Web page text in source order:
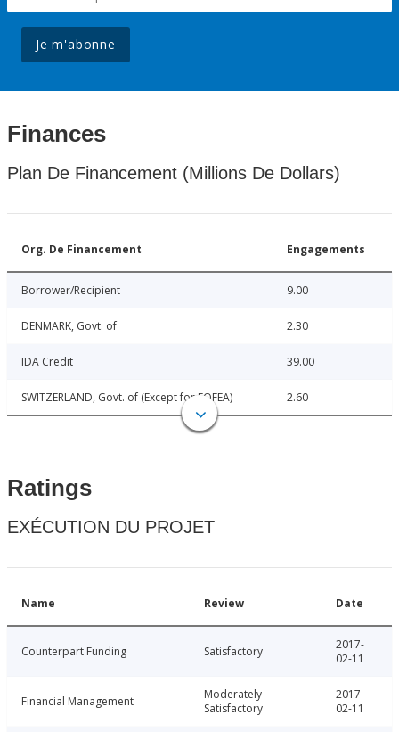
Je m'abonne
Finances
Plan De Financement (Millions De Dollars)
Org. De Financement Engagements
Borrower/Recipient 9.00
DENMARK, Govt. of 2.30
IDA Credit 39.00
SWITZERLAND, Govt. of (Except for FOFEA) 2.60
Ratings
EXÉCUTION DU PROJET
Name Review Date
Counterpart Funding Satisfactory
2017-
02-11
Financial Management
Moderately
Satisfactory
2017-
02-11